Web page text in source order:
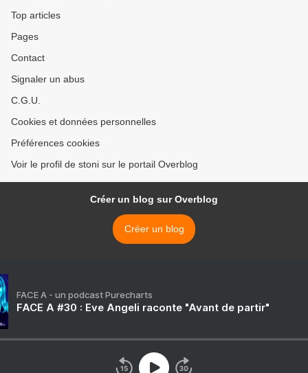
Top articles
Pages
Contact
Signaler un abus
C.G.U.
Cookies et données personnelles
Préférences cookies
Voir le profil de stoni sur le portail Overblog
Créer un blog sur Overblog
Créer un blog
FACE A - un podcast Purecharts
FACE A #30 : Eve Angeli raconte "Avant de partir"